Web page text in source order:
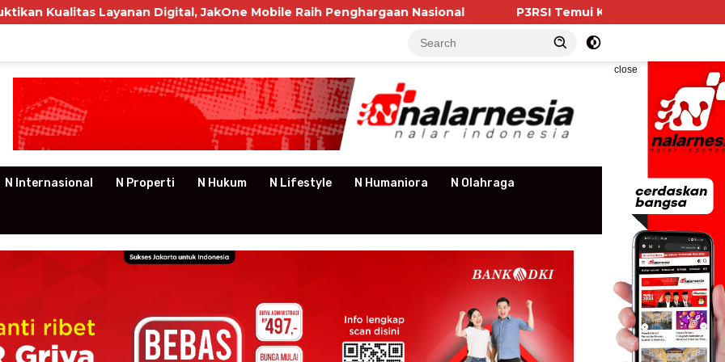
Layanan Digital, JakOne Mobile Raih Penghargaan Nasional P3RSI Temui Kementerian PKP, Pengurus
close
N Internasional N Properti N Hukum N Lifestyle N Humaniora N Olahraga